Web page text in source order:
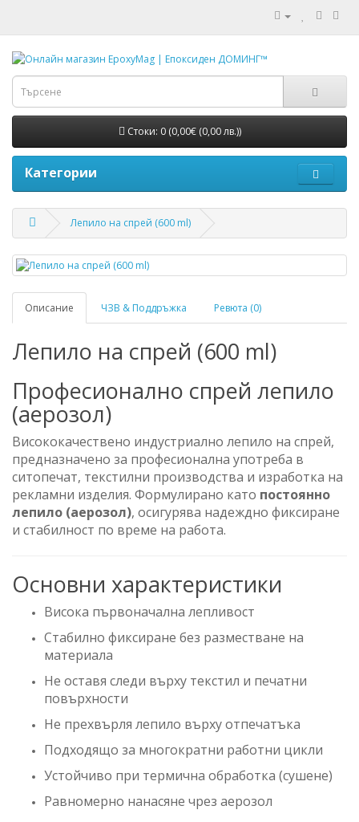
Стоки: 0 (0,00€ (0,00 лв.))
Категории
Лепило на спрей (600 ml)
Описание ЧЗВ & Поддръжка Ревюта (0)
Лепило на спрей (600 ml)
Професионално спрей лепило
(аерозол)
Висококачествено индустриално лепило на спрей,
предназначено за професионална употреба в
ситопечат, текстилни производства и изработка на
рекламни изделия. Формулирано като постоянно
лепило (аерозол), осигурява надеждно фиксиране
и стабилност по време на работа.
Основни характеристики
Висока първоначална лепливост
Стабилно фиксиране без разместване на
материала
Не оставя следи върху текстил и печатни
повърхности
Не прехвърля лепило върху отпечатъка
Подходящо за многократни работни цикли
Устойчиво при термична обработка (сушене)
Равномерно нанасяне чрез аерозол